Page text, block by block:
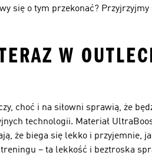
się o tym przekonać?
W
choć i na siłowni sprawią, że
technologii. Materiał
że biega się lekko i przyjemnie,
– ta lekkość i beztroska